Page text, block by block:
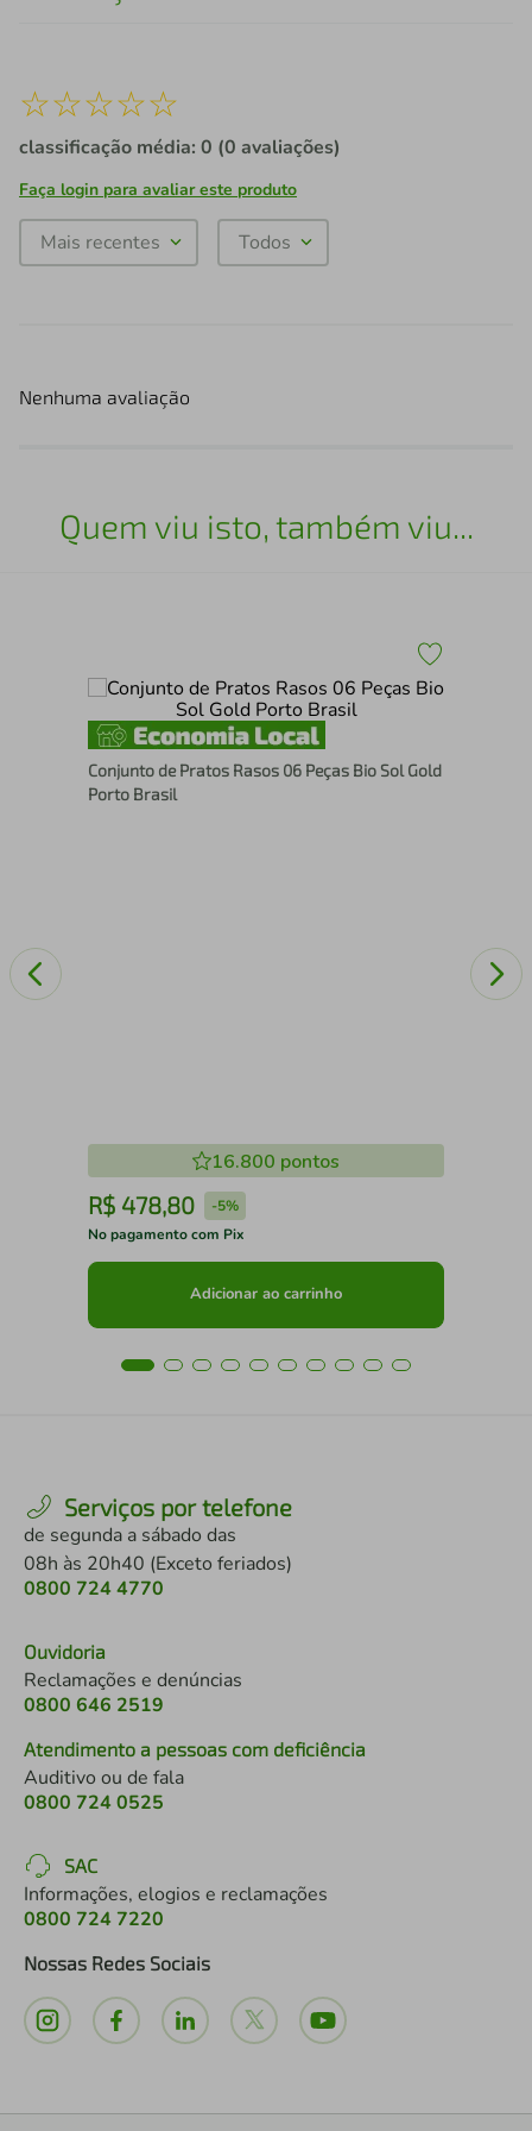
☆☆☆☆☆
classificação média: 0 (0 avaliações)
Faça login para avaliar este produto
Mais recentes Todos
Nenhuma avaliação
Quem viu isto, também viu...
Conjunto de Pratos Rasos 06 Peças Bio Sol Gold
Porto Brasil
16.800 pontos
R$ 478,80 -5%
No pagamento com Pix
Adicionar ao carrinho
Serviços por telefone
de segunda a sábado das
08h às 20h40 (Exceto feriados)
0800 724 4770
Ouvidoria
Reclamações e denúncias
0800 646 2519
Atendimento a pessoas com deficiência
Auditivo ou de fala
0800 724 0525
SAC
Informações, elogios e reclamações
0800 724 7220
Nossas Redes Sociais